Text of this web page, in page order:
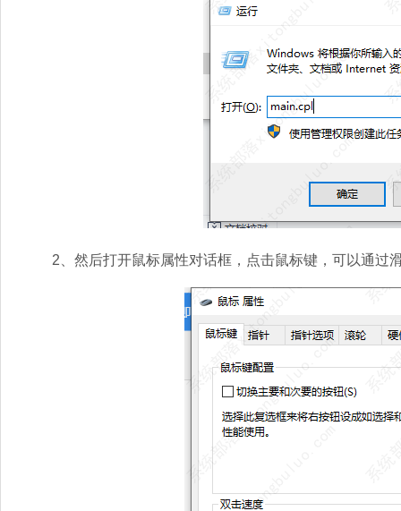
2、然后打开鼠标属性对话框，点击鼠标键，可以通过滑